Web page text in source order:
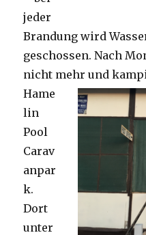
jeder
Brandung wird
geschossen. Nach
nicht mehr und
Hame
lin
Pool
Carav
anpar
k.
Dort
unter